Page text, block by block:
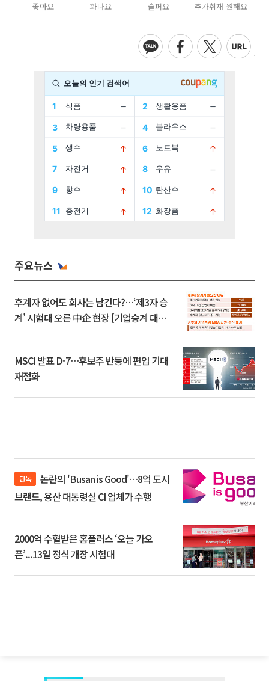
좋아요 화나요 슬퍼요 추가취재 원해요
주요뉴스
후계자 없어도 회사는 남긴다?…‘제3자 승
계’ 시험대 오른 中企 현장 [기업승계 대전
MSCI 발표 D-7…후보주 반등에 편입 기대
재점화
단독
브랜드, 용산 대통령실 CI 업체가 수행
2000억 수혈받은 홈플러스 ‘오늘 가오
픈’...13일 정식 개장 시험대